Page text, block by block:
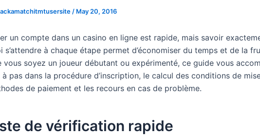
/ May 20, 2016
un compte dans un casino en ligne est rapide, mais savoir
s’attendre à chaque étape permet d’économiser du temps et de la
vous soyez un joueur débutant ou expérimenté, ce guide vous
à pas dans la procédure d’inscription, le calcul des conditions de
de paiement et les recours en cas de problème.
de vérification rapide